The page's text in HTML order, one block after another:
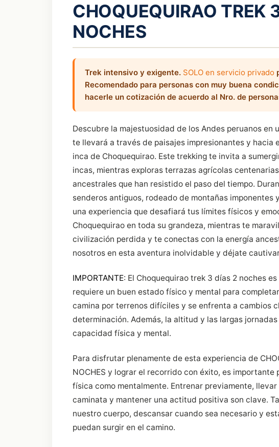
CHOQUEQUIRAO TREK
NOCHES
Trek intensivo y exigente. SOLO en servicio privado
Recomendado para personas con muy buena
hacerle un cotización de acuerdo al Nro. de
Descubre la majestuosidad de los Andes peruanos en
te llevará a través de paisajes impresionantes y hacia
inca de Choquequirao. Este trekking te invita a
incas, mientras exploras terrazas agrícolas
ancestrales que han resistido el paso del tiempo.
senderos antiguos, rodeado de montañas imponentes
una experiencia que desafiará tus límites físicos y
Choquequirao en toda su grandeza, mientras te
civilización perdida y te conectas con la energía
nosotros en esta aventura inolvidable y déjate
IMPORTANTE: El Choquequirao trek 3 días 2 noches
requiere un buen estado físico y mental para
camina por terrenos difíciles y se enfrenta a cambios
determinación. Además, la altitud y las largas
capacidad física y mental.
Para disfrutar plenamente de esta experiencia de
NOCHES y lograr el recorrido con éxito, es
física como mentalmente. Entrenar previamente,
caminata y mantener una actitud positiva son clave.
nuestro cuerpo, descansar cuando sea necesario y
puedan surgir en el camino.